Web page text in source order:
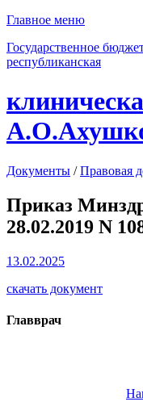
Главное меню
Государственное
республиканская
Документы /Правовая
Приказ
28.02.2019 N
13.02.2025
скачать документ
Главврач